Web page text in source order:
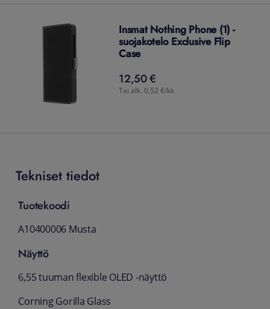
Insmat Nothing Phone (1) -
suojakotelo Exclusive Flip
Case
12,50 €
12,50€
Tai alk. 0,52 €/kk
Tekniset tiedot
Tuotekoodi
A10400006 Musta
Näyttö
6,55 tuuman flexible OLED -näyttö
Corning Gorilla Glass